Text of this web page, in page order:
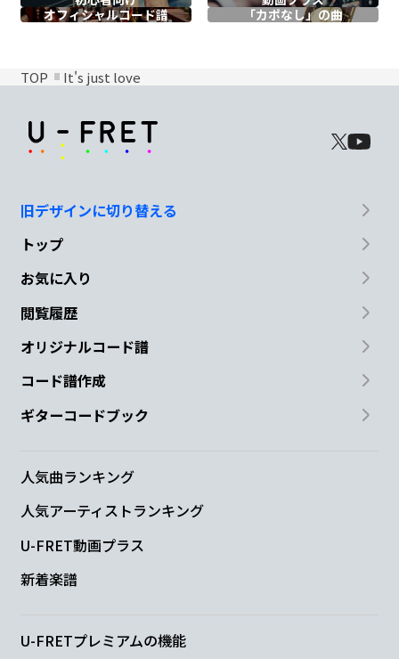
オフィシャルコード譜 「カポなし」の曲
TOP It's just love
旧デザインに切り替える
トップ
お気に入り
閲覧履歴
オリジナルコード譜
コード譜作成
ギターコードブック
人気曲ランキング
人気アーティストランキング
U-FRET動画プラス
新着楽譜
U-FRETプレミアムの機能